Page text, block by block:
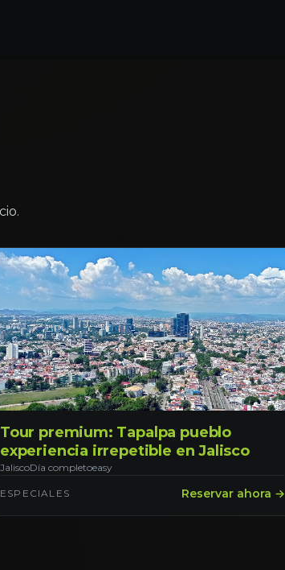
Tour premium: Tapalpa pueblo
experiencia irrepetible en Jalisco
JaliscoDía completoeasy
ESPECIALES Reservar ahora →